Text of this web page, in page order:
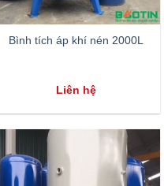
Bình tích áp khí nén 2000L
Liên hệ